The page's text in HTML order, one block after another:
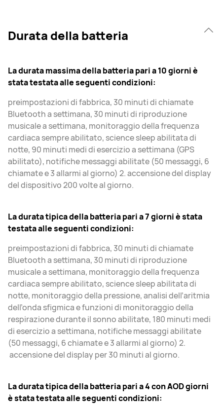
Durata della batteria
La durata massima della batteria pari a 10 giorni è
stata testata alle seguenti condizioni:
preimpostazioni di fabbrica, 30 minuti di chiamate
Bluetooth a settimana, 30 minuti di riproduzione
musicale a settimana, monitoraggio della frequenza
cardiaca sempre abilitato, science sleep abilitata di
notte, 90 minuti medi di esercizio a settimana (GPS
abilitato), notifiche messaggi abilitate (50 messaggi, 6
chiamate e 3 allarmi al giorno) 2. accensione del display
del dispositivo 200 volte al giorno.
La durata tipica della batteria pari a 7 giorni è stata
testata alle seguenti condizioni:
preimpostazioni di fabbrica, 30 minuti di chiamate
Bluetooth a settimana, 30 minuti di riproduzione
musicale a settimana, monitoraggio della frequenza
cardiaca sempre abilitato, science sleep abilitata di
notte, monitoraggio della pressione, analisi dell’aritmia
dell’onda sfigmica e funzioni di monitoraggio della
respirazione durante il sonno abilitate, 180 minuti medi
di esercizio a settimana, notifiche messaggi abilitate
(50 messaggi, 6 chiamate e 3 allarmi al giorno) 2.
accensione del display per 30 minuti al giorno.
La durata tipica della batteria pari a 4 con AOD giorni
è stata testata alle seguenti condizioni: